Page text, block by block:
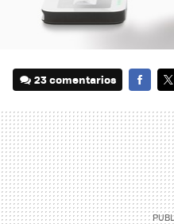
23 comentarios